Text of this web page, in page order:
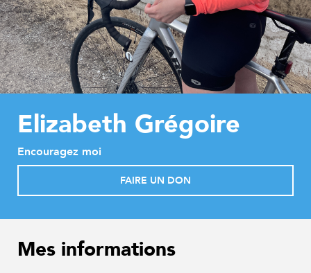
Elizabeth Grégoire
Encouragez moi
FAIRE UN DON
Mes informations